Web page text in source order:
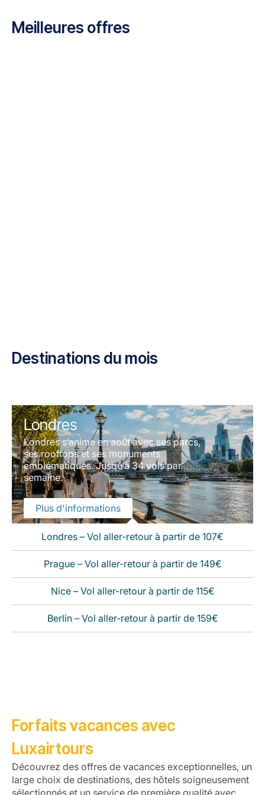
Meilleures offres
Destinations du mois
Londres
Londres s’anime en août avec ses parcs,
ses rooftops et ses monuments
emblématiques. Jusqu’à 34 vols par
semaine.
Plus d'informations
Londres – Vol aller-retour à partir de 107€
Prague – Vol aller-retour à partir de 149€
Nice – Vol aller-retour à partir de 115€
Berlin – Vol aller-retour à partir de 159€
Forfaits vacances avec
Luxairtours
Découvrez des offres de vacances exceptionnelles, un
large choix de destinations, des hôtels soigneusement
sélectionnés et un service de première qualité avec